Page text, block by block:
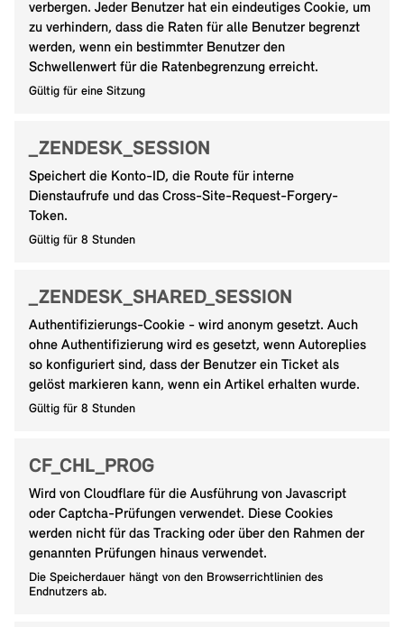
verbergen. Jeder Benutzer hat ein eindeutiges Cookie, um
zu verhindern, dass die Raten für alle Benutzer begrenzt
werden, wenn ein bestimmter Benutzer den
Schwellenwert für die Ratenbegrenzung erreicht.
Gültig für eine Sitzung
_ZENDESK_SESSION
Speichert die Konto-ID, die Route für interne
Dienstaufrufe und das Cross-Site-Request-Forgery-
Token.
Gültig für 8 Stunden
_ZENDESK_SHARED_SESSION
Authentifizierungs-Cookie - wird anonym gesetzt. Auch
ohne Authentifizierung wird es gesetzt, wenn Autoreplies
so konfiguriert sind, dass der Benutzer ein Ticket als
gelöst markieren kann, wenn ein Artikel erhalten wurde.
Gültig für 8 Stunden
CF_CHL_PROG
Wird von Cloudflare für die Ausführung von Javascript
oder Captcha-Prüfungen verwendet. Diese Cookies
werden nicht für das Tracking oder über den Rahmen der
genannten Prüfungen hinaus verwendet.
Die Speicherdauer hängt von den Browserrichtlinien des
Endnutzers ab.